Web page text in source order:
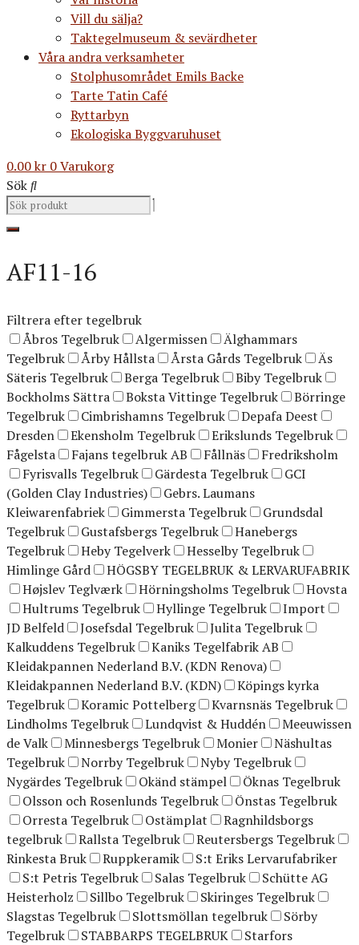
Vill du sälja?
Taktegelmuseum & sevärdheter
Våra andra verksamheter
Stolphusområdet Emils Backe
Tarte Tatin Café
Ryttarbyn
Ekologiska Byggvaruhuset
0.00kr 0Varukorg
Sök
AF11-16
Filtrera efter tegelbruk
Åbros Tegelbruk
Algermissen
Älghammars
Tegelbruk
Årby Hållsta Årsta Gårds Tegelbruk
Äs
Säteris Tegelbruk
Berga Tegelbruk
Biby Tegelbruk
Bockholms Sättra
Boksta Vittinge Tegelbruk
Börringe
Tegelbruk
Cimbrishamns Tegelbruk
Depafa Deest
Dresden
Ekensholm Tegelbruk
Erikslunds Tegelbruk
Fågelsta
Fajans tegelbruk AB Fållnäs
Fredriksholm
Fyrisvalls Tegelbruk
Gärdesta Tegelbruk
GCI
(Golden Clay Industries)
Gebrs. Laumans
Kleiwarenfabriek
Gimmersta Tegelbruk
Grundsdal
Tegelbruk
Gustafsbergs Tegelbruk
Hanebergs
Tegelbruk
Heby Tegelverk
Hesselby Tegelbruk
Himlinge Gård
HÖGSBY TEGELBRUK & LERVARUFABRIK
Højslev Teglværk
Hörningsholms Tegelbruk
Hovsta
Hultrums Tegelbruk
Hyllinge Tegelbruk
Import
JD Belfeld
Josefsdal Tegelbruk
Julita Tegelbruk
Kalkuddens Tegelbruk
Kaniks Tegelfabrik AB
Kleidakpannen Nederland B.V. (KDN Renova)
Kleidakpannen Nederland B.V. (KDN)
Köpings kyrka
Tegelbruk
Koramic Pottelberg
Kvarnsnäs Tegelbruk
Lindholms Tegelbruk
Lundqvist & Huddén
Meeuwissen
de Valk
Minnesbergs Tegelbruk Monier
Näshultas
Tegelbruk
Norrby Tegelbruk
Nyby Tegelbruk
Nygärdes Tegelbruk
Okänd stämpel
Öknas Tegelbruk
Olsson och Rosenlunds Tegelbruk
Önstas Tegelbruk
Orresta Tegelbruk
Ostämplat
Ragnhildsborgs
tegelbruk
Rallsta Tegelbruk
Reutersbergs Tegelbruk
Rinkesta Bruk
Ruppkeramik
S:t Eriks Lervarufabriker
S:t Petris Tegelbruk
Salas Tegelbruk
Schütte AG
Heisterholz
Sillbo Tegelbruk
Skiringes Tegelbruk
Slagstas Tegelbruk
Slottsmöllan tegelbruk
Sörby
Tegelbruk
STABBARPS TEGELBRUK
Starfors